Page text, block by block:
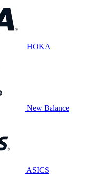
HOKA
New Balance
ASICS